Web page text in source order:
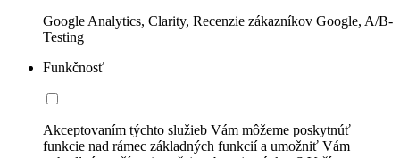
Google Analytics, Clarity, Recenzie zákazníkov Google, A/B-
Testing
Funkčnosť
Akceptovaním týchto služieb Vám môžeme poskytnúť
funkcie nad rámec základných funkcií a umožniť Vám